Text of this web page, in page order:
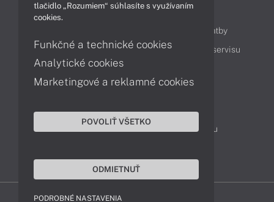
Obsah
Možnosti doručenia a platby
Podpora a servis
Servisné služby Cenník servisu
Kontakty
043 4224 771
Obchodné oddelenie
Reklamácia tovaru
tlačidlo „Rozumiem“ súhlasíte s využívaním
cookies.
Funkčné a technické cookies
Analytické cookies
Marketingové a reklamné cookies
POVOLIŤ VŠETKO
ODMIETNUŤ
PODROBNÉ NASTAVENIA